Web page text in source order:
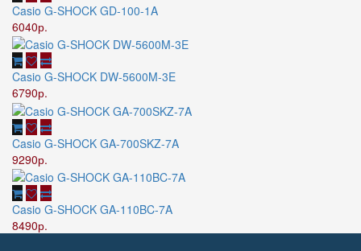
Casio G-SHOCK GD-100-1A
6040р.
Casio G-SHOCK DW-5600M-3E
6790р.
Casio G-SHOCK GA-700SKZ-7A
9290р.
Casio G-SHOCK GA-110BC-7A
8490р.